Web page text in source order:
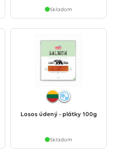
Skladom
Losos údený - plátky 100g
Skladom